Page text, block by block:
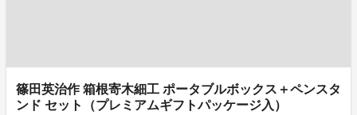
篠田英治作 箱根寄木細工 ポータブルボックス＋ペンスタ
ンド セット（プレミアムギフトパッケージ入）